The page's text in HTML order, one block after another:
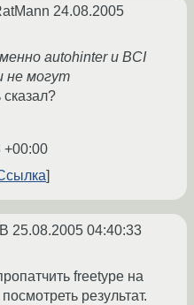
24.08.2005
autohinter и BCI
не могут
сказал?
+00:00
25.08.2005 04:40:33
freetype на
результат.